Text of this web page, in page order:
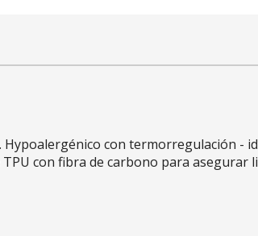
con termorregulación -
con fibra de carbono para asegurar